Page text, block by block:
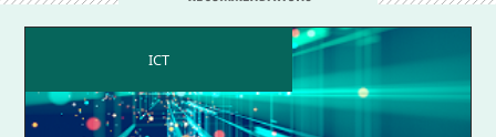
ICT